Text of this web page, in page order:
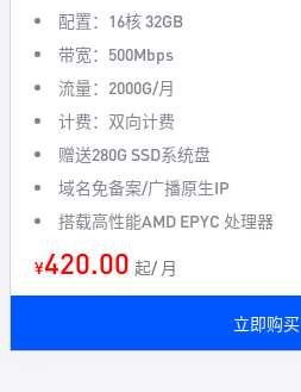
配置：16核 32GB
带宽：500Mbps
流量：2000G/月
计费：双向计费
赠送280G SSD系统盘
域名免备案/广播原生IP
搭载高性能AMD EPYC 处理器
¥420.00 起/ 月
立即购买